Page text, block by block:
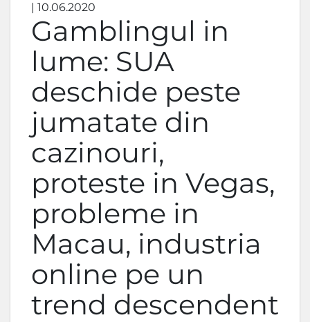
| 10.06.2020
Gamblingul in
lume: SUA
deschide peste
jumatate din
cazinouri,
proteste in Vegas,
probleme in
Macau, industria
online pe un
trend descendent